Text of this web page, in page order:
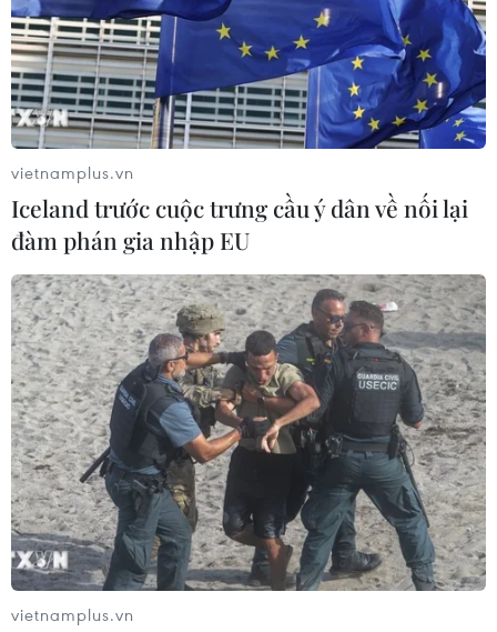
vietnamplus.vn
Iceland trước cuộc trưng cầu ý dân về nối lại
đàm phán gia nhập EU
vietnamplus.vn